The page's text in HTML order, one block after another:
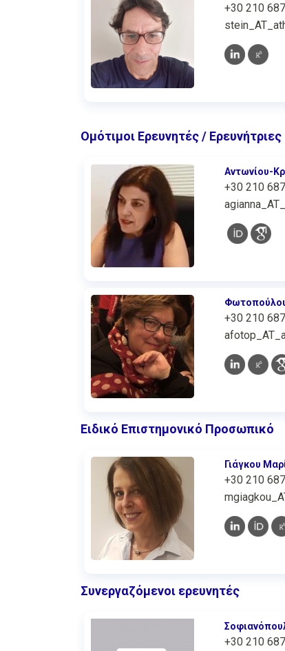
+30 210
Ομότιμοι Ερευνητές / Ερευνήτριες
Αντωνίου-
+30 210
+30 210
Ειδικό Επιστημονικό Προσωπικό
Γιάγκου
+30 210
Συνεργαζόμενοι ερευνητές
+30 210